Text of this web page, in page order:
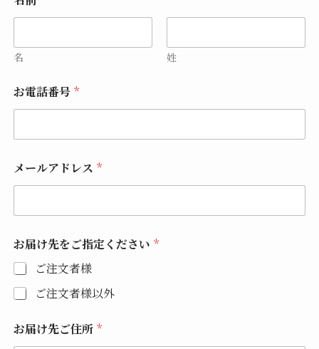
名 姓
お電話番号 *
メールアドレス *
お届け先をご指定ください *
ご注文者様
ご注文者様以外
お届け先ご住所 *